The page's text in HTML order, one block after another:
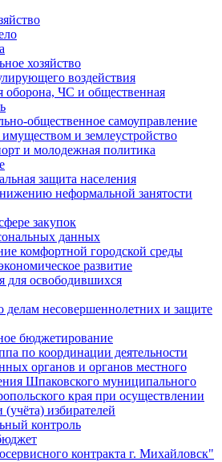
хозяйство
воздействия
оборона, ЧС и общественная
общественное самоуправление
и землеустройство
и молодежная политика
защита населения
неформальной занятости
закупок
данных
комфортной городской среды
развитие
для освободившихся
делам несовершеннолетних и защите
бюджетирование
по координации деятельности
органов и органов местного
Шпаковского муниципального
края при осуществлении
(учёта) избирателей
контроль
контракта г. Михайловск"